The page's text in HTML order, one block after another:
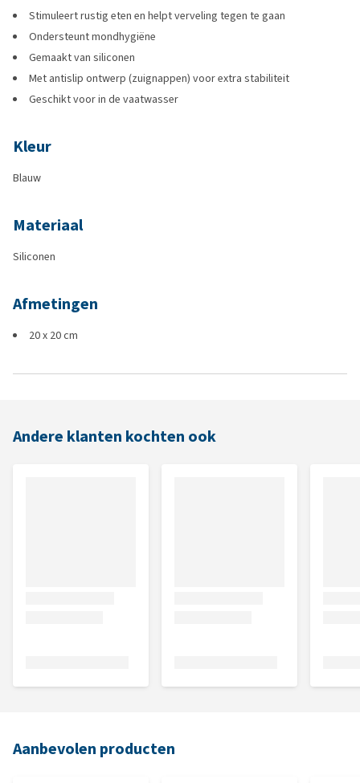
Stimuleert rustig eten en helpt verveling tegen te gaan
Ondersteunt mondhygiëne
Gemaakt van siliconen
Met antislip ontwerp (zuignappen) voor extra stabiliteit
Geschikt voor in de vaatwasser
Kleur
Blauw
Materiaal
Siliconen
Afmetingen
20 x 20 cm
Andere klanten kochten ook
Aanbevolen producten